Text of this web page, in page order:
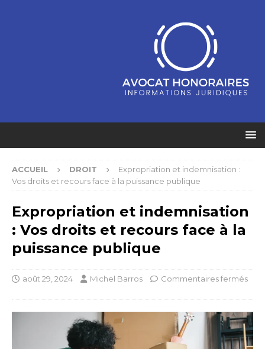
ACCUEIL DROIT
Expropriation et indemnisation :
Vos droits et recours face à la puissance publique
Expropriation et indemnisation
: Vos droits et recours face à la
puissance publique
août 29, 2024 Michel Barros Commentaires fermés